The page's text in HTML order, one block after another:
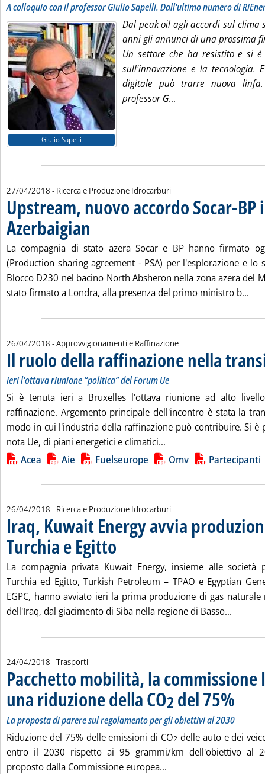
A colloquio con il professor Giulio Sapelli. Dall'ultimo numero di
Giulio Sapelli
Dal peak oil agli accordi sul clima
anni gli annunci di una prossima
Un settore che ha resistito e si
sull'innovazione e la tecnologia.
digitale può trarre nuova
professorG...
27/04/2018 - Ricerca e Produzione Idrocarburi
Upstream, nuovo accordo Socar-BP
Azerbaigian
La compagnia di stato azera Socar e BP hanno firmato
(Production sharing agreement - PSA) per l'esplorazione e lo
Blocco D230 nel bacino North Absheron nella zona azera del
stato firmato a Londra, alla presenza del primo ministro b...
26/04/2018 - Approvvigionamenti e Raffinazione
Il ruolo della raffinazione nella
Ieri l'ottava riunione “politica” del Forum Ue
Si è tenuta ieri a Bruxelles l'ottava riunione ad alto
raffinazione. Argomento principale dell'incontro è stata la
modo in cui l'industria della raffinazione può contribuire. Si è
nota Ue, di piani energetici e climatici...
Lista allegati PDF alla notizia
Acea Aie Fuelseurope Omv Partecipanti
26/04/2018 - Ricerca e Produzione Idrocarburi
Iraq, Kuwait Energy avvia
Turchia e Egitto . Pubblicata giovedì 26 aprile 2018 alle 11.2.
La compagnia privata Kuwait Energy, insieme alle
Turchia ed Egitto, Turkish Petroleum – TPAO e Egyptian
EGPC, hanno avviato ieri la prima produzione di gas
dell'Iraq, dal giacimento di Siba nella regione di Basso...
24/04/2018 - Trasporti
Pacchetto mobilità, la
una riduzione della CO2 del 75%
La proposta di parere sul regolamento per gli obiettivi al 2030
Riduzione del 75% delle emissioni di CO2 delle auto e dei
entro il 2030 rispetto ai 95 grammi/km dell'obiettivo al
proposto dalla Commissione europea...